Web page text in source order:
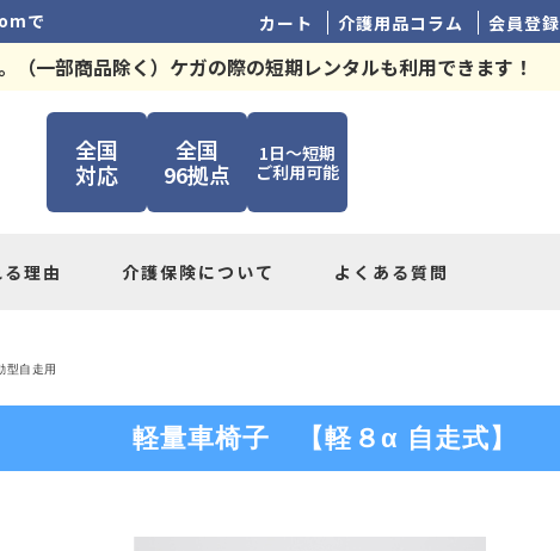
で カート 介護用品コラム 会員登録
（一部商品除く）ケガの際の短期レンタルも利用できます！
全国
対応
全国
96拠点
1日～短期
ご利用可能
理由 介護保険について よくある質問
型自走用
軽量車椅子 【軽８α 自走式】